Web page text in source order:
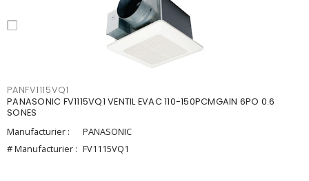
PANFV1115VQ1
PANASONIC FV1115VQ1 VENTIL EVAC 110-150PCMGAIN 6PO 0.6
SONES
Manufacturier :
PANASONIC
# Manufacturier : FV1115VQ1